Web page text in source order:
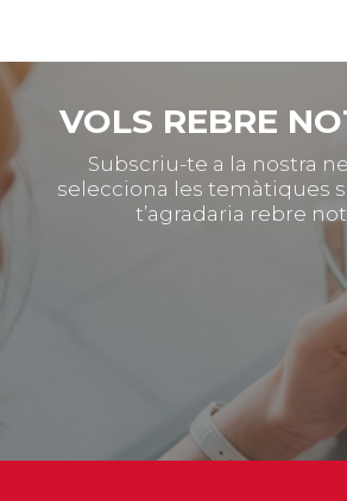
VOLS REBRE
Subscriu-te a la nostra
selecciona les temàtiques
t’agradaria rebre